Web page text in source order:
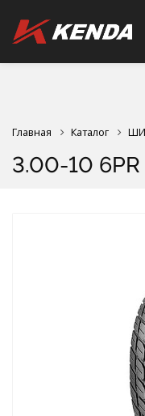
Главная Каталог
3.00-10 6PR